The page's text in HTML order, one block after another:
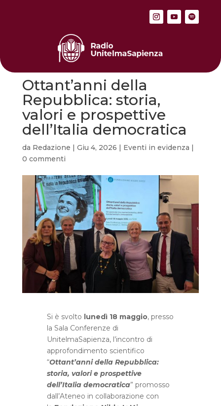
Ottant’anni della
Repubblica: storia,
valori e prospettive
dell’Italia democratica
da Redazione | Giu 4, 2026 | Eventi in evidenza |
0 commenti
Si è svolto lunedì 18 maggio, presso
la Sala Conferenze di
UnitelmaSapienza, l’incontro di
approfondimento scientifico
“Ottant’anni della Repubblica:
storia, valori e prospettive
dell’Italia democratica” promosso
dall’Ateneo in collaborazione con